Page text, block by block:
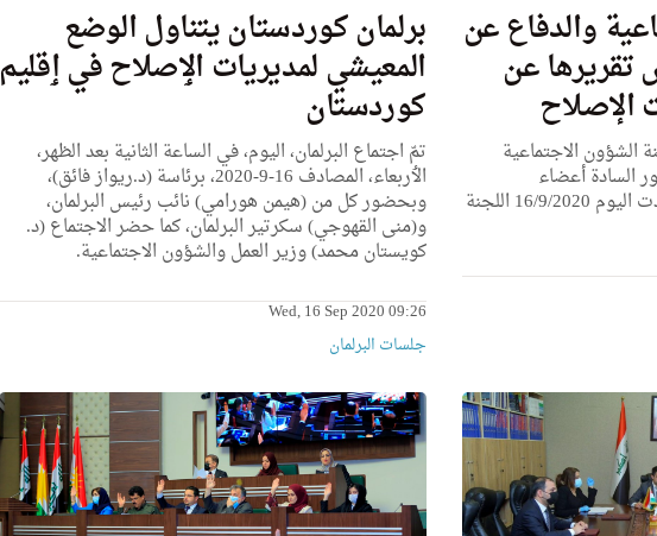
والدفاع عن
تقريرها عن
الإصلاح
الاجتماعية
السادة أعضاء
ومستشاري اللجنة البرلمانية، عقدت اليوم 16/9/2020 اللجنة
برلمان كوردستان يتناول الوضع
المعيشي لمديريات الٳصلاح في ٳقليم
كوردستان
تمّ اجتماع البرلمان، اليوم، في الساعة الثانية بعد الظهر،
الٲربعاء، المصادف 16-9-2020، برئاسة (د.ريواز فائق)،
وبحضور كل من (هيمن هورامي) نائب رئيس البرلمان،
و(منى القهوجي) سكرتير البرلمان، كما حضر الاجتماع (د.
كويستان محمد) وزير العمل والشؤون الاجتماعية.
Wed, 16 Sep 2020 09:26
جلسات البرلمان